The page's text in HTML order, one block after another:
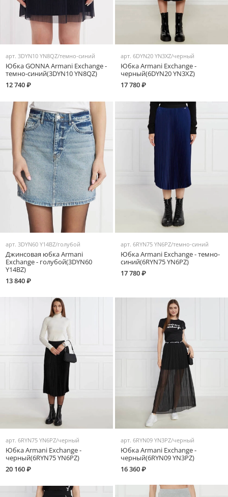
арт.3DYN10 YN8QZ/темно-синий
Юбка GONNA Armani Exchange -
темно-синий(3DYN10 YN8QZ)
12 740 ₽
арт. 6DYN20 YN3XZ/черный
Юбка Armani Exchange -
черный(6DYN20 YN3XZ)
17 780 ₽
арт.3DYN60 Y14BZ/голубой
Джинсовая юбка Armani
Exchange - голубой(3DYN60
Y14BZ)
13 840 ₽
арт. 6RYN75 YN6PZ/темно-синий
Юбка Armani Exchange - темно-
синий(6RYN75 YN6PZ)
17 780 ₽
арт.6RYN75 YN6PZ/черный
Юбка Armani Exchange -
черный(6RYN75 YN6PZ)
20 160 ₽
арт. 6RYN09 YN3PZ/черный
Юбка Armani Exchange -
черный(6RYN09 YN3PZ)
16 360 ₽